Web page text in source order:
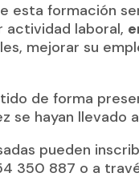
esta formación
actividad laboral,
mejorar su
de forma
se hayan llevado
pueden
350 887 o a